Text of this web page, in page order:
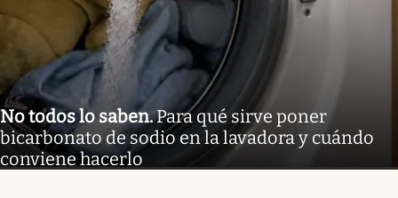
No todos lo saben.Para qué sirve poner
bicarbonato de sodio en la lavadora y cuándo
conviene hacerlo